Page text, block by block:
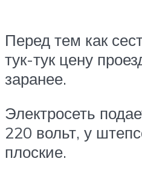
Перед тем как
тук-тук цену
заранее.
Электросеть
220 вольт, у
плоские.